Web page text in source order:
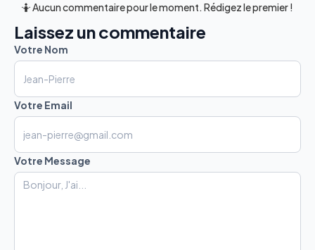
🤷 Aucun commentaire pour le moment. Rédigez le premier !
Laissez un commentaire
Votre Nom
Votre Email
Votre Message